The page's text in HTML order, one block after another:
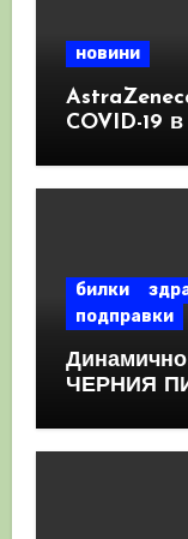
новини
COVID-19
КРЪВНИ
билки
подправки
ЧЕРНИЯ